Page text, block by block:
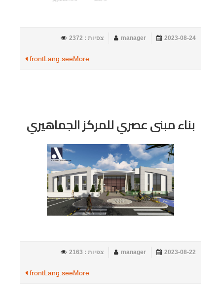
2023-08-24
manager צפיות : 2372
frontLang.seeMore
بناء مبنى عصري للمركز الجماهيري
2023-08-22
manager צפיות : 2163
frontLang.seeMore